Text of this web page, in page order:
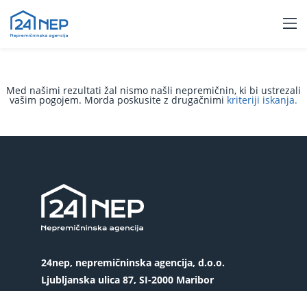
Med našimi rezultati žal nismo našli nepremičnin, ki bi ustrezali
vašim pogojem. Morda poskusite z drugačnimi kriteriji iskanja.
24nep, nepremičninska agencija, d.o.o.
Ljubljanska ulica 87, SI-2000 Maribor